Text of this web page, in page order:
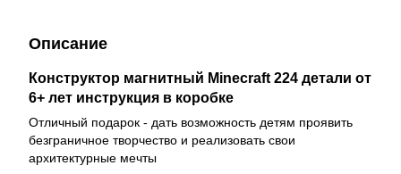
Описание
Конструктор магнитный Minecraft 224 детали от
6+ лет инструкция в коробке
Отличный подарок - дать возможность детям проявить
безграничное творчество и реализовать свои
архитектурные мечты